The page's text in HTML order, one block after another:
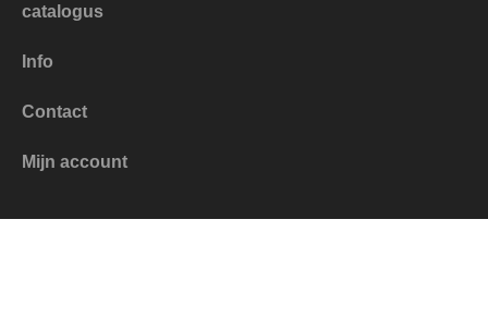
catalogus
Info
Contact
Mijn account